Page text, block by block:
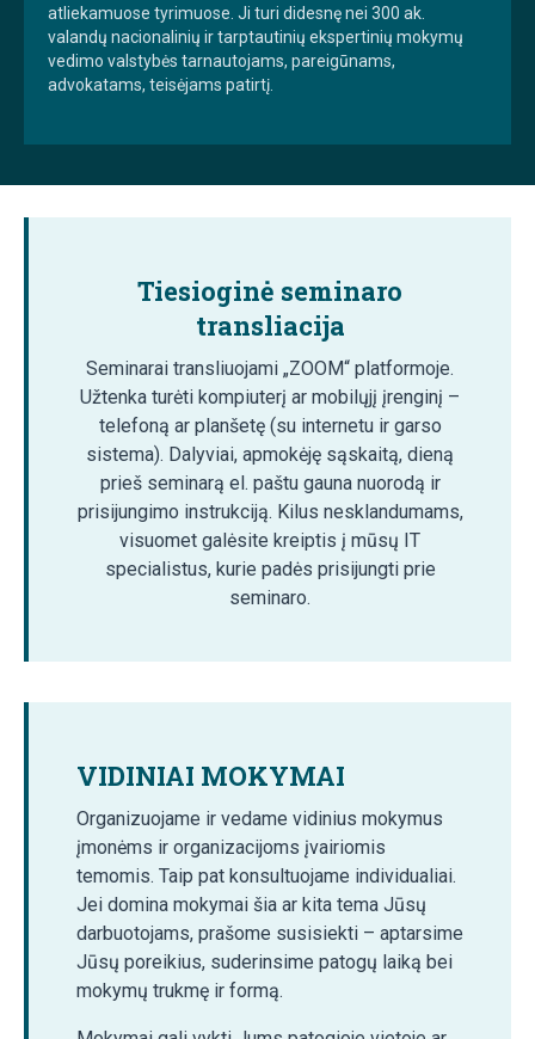
atliekamuose tyrimuose. Ji turi didesnę nei 300 ak.
valandų nacionalinių ir tarptautinių ekspertinių mokymų
vedimo valstybės tarnautojams, pareigūnams,
advokatams, teisėjams patirtį.
Tiesioginė seminaro
transliacija
Seminarai transliuojami „ZOOM“ platformoje.
Užtenka turėti kompiuterį ar mobilųjį įrenginį –
telefoną ar planšetę (su internetu ir garso
sistema). Dalyviai, apmokėję sąskaitą, dieną
prieš seminarą el. paštu gauna nuorodą ir
prisijungimo instrukciją. Kilus nesklandumams,
visuomet galėsite kreiptis į mūsų IT
specialistus, kurie padės prisijungti prie
seminaro.
VIDINIAI MOKYMAI
Organizuojame ir vedame vidinius mokymus
įmonėms ir organizacijoms įvairiomis
temomis. Taip pat konsultuojame individualiai.
Jei domina mokymai šia ar kita tema Jūsų
darbuotojams, prašome susisiekti – aptarsime
Jūsų poreikius, suderinsime patogų laiką bei
mokymų trukmę ir formą.